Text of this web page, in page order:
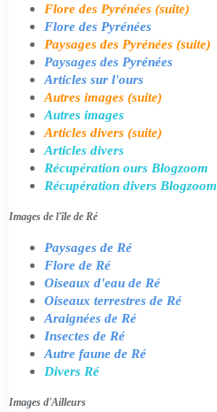
Flore des Pyrénées (suite)
Flore des Pyrénées
Paysages des Pyrénées (suite)
Paysages des Pyrénées
Articles sur l'ours
Autres images (suite)
Autres images
Articles divers (suite)
Articles divers
Récupération ours Blogzoom
Récupération divers Blogzoom
Images de l'île de Ré
Paysages de Ré
Flore de Ré
Oiseaux d'eau de Ré
Oiseaux terrestres de Ré
Araignées de Ré
Insectes de Ré
Autre faune de Ré
Divers Ré
Images d'Ailleurs